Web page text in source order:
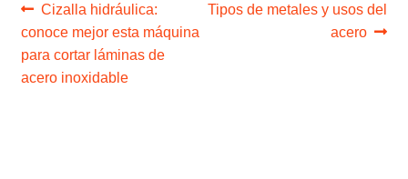
Navegación
de
entradas
Anterior:
Cizalla hidráulica:
conoce mejor esta máquina
para cortar láminas de
acero inoxidable
Siguiente:
Tipos de metales y usos del
acero